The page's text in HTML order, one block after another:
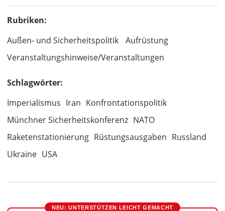
Rubriken:
Außen- und Sicherheitspolitik
Aufrüstung
Veranstaltungshinweise/Veranstaltungen
Schlagwörter:
Imperialismus Iran Konfrontationspolitik
Münchner Sicherheitskonferenz NATO
Raketenstationierung Rüstungsausgaben Russland
Ukraine USA
NEU: UNTERSTÜTZEN LEICHT GEMACHT